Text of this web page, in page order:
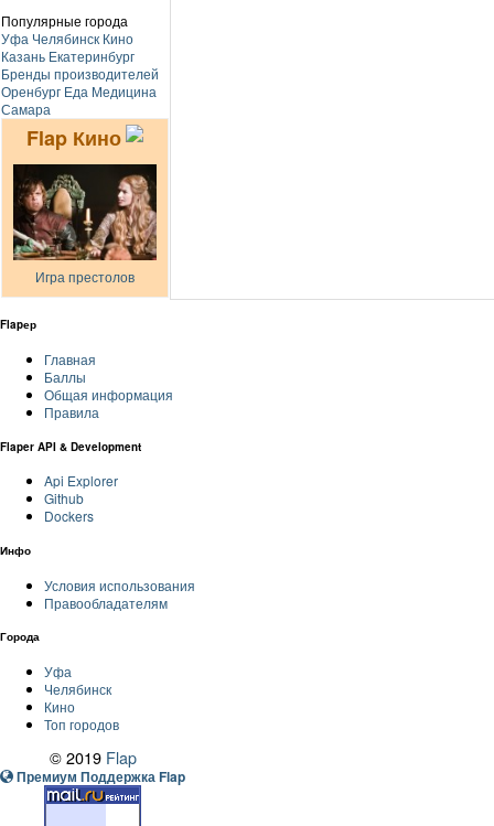
Популярные города
Уфа Челябинск Кино
Казань Екатеринбург
Бренды производителей
Оренбург Еда Медицина
Самара
Flap Кино
Игра престолов
Flapер
Главная
Баллы
Общая информация
Правила
Flaper API & Development
Api Explorer
Github
Dockers
Инфо
Условия использования
Правообладателям
Города
Уфа
Челябинск
Кино
Топ городов
© 2019 Flap
Премиум Поддержка Flap